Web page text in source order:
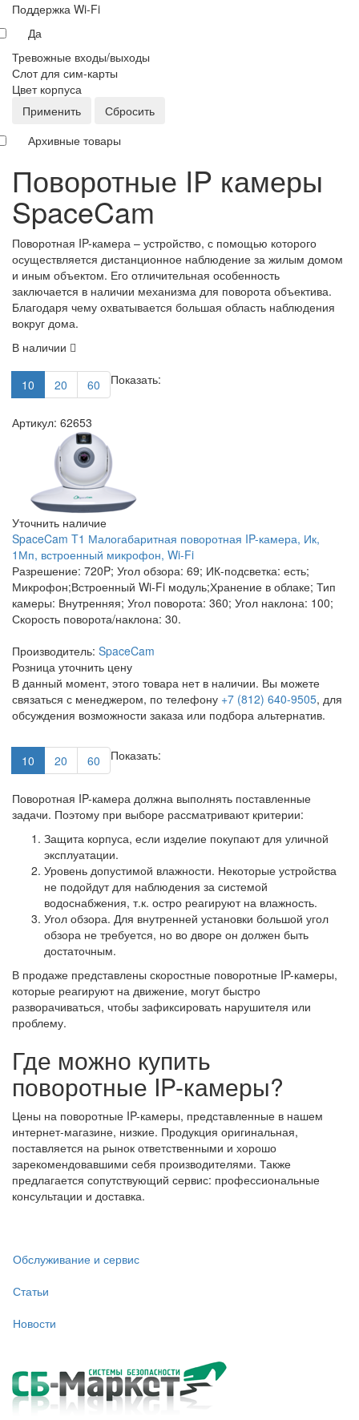
Поддержка Wi-Fi
Да
Тревожные входы/выходы
Слот для сим-карты
Цвет корпуса
Применить
Сбросить
Архивные товары
Поворотные IP камеры
SpaceCam
Поворотная IP-камера – устройство, с помощью которого
осуществляется дистанционное наблюдение за жилым домом
и иным объектом. Его отличительная особенность
заключается в наличии механизма для поворота объектива.
Благодаря чему охватывается большая область наблюдения
вокруг дома.
В наличии
Показать:
10 20 60
Артикул: 62653
Уточнить наличие
SpaceCam T1 Малогабаритная поворотная IP-камера, Ик,
1Мп, встроенный микрофон, Wi-Fi
Разрешение: 720P; Угол обзора: 69; ИК-подсветка: есть;
Микрофон;Встроенный Wi-Fi модуль;Хранение в облаке; Тип
камеры: Внутренняя; Угол поворота: 360; Угол наклона: 100;
Скорость поворота/наклона: 30.
Производитель: SpaceCam
Розница уточнить цену
В данный момент, этого товара нет в наличии. Вы можете
связаться с менеджером, по телефону +7 (812) 640-9505, для
обсуждения возможности заказа или подбора альтернатив.
Показать:
10 20 60
Поворотная IP-камера должна выполнять поставленные
задачи. Поэтому при выборе рассматривают критерии:
Защита корпуса, если изделие покупают для уличной
эксплуатации.
Уровень допустимой влажности. Некоторые устройства
не подойдут для наблюдения за системой
водоснабжения, т.к. остро реагируют на влажность.
Угол обзора. Для внутренней установки большой угол
обзора не требуется, но во дворе он должен быть
достаточным.
В продаже представлены скоростные поворотные IP-камеры,
которые реагируют на движение, могут быстро
разворачиваться, чтобы зафиксировать нарушителя или
проблему.
Где можно купить
поворотные IP-камеры?
Цены на поворотные IP-камеры, представленные в нашем
интернет-магазине, низкие. Продукция оригинальная,
поставляется на рынок ответственными и хорошо
зарекомендовавшими себя производителями. Также
предлагается сопутствующий сервис: профессиональные
консультации и доставка.
Обслуживание и сервис
Статьи
Новости